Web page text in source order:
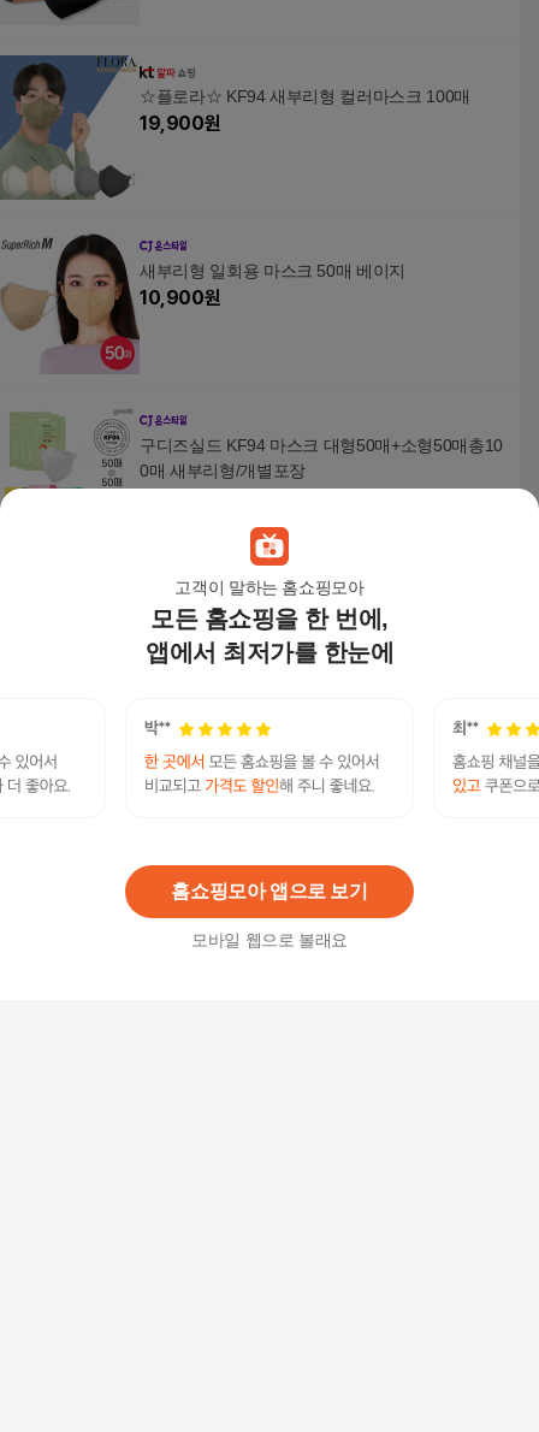
고객이 말하는 홈쇼핑모아
모든 홈쇼핑을 한 번에,
앱에서 최저가를 한눈에
홈쇼핑모아 앱으로 보기
모바일 웹으로 볼래요
☆플로라☆ KF94 새부리형 컬러마스크 100매
19,900원
새부리형 일회용 마스크 50매 베이지
10,900원
구디즈실드 KF94 마스크 대형50매+소형50매총10
0매 새부리형/개별포장
현이몰 숨쉬기 편한 KF-94 마스크 새부리형 20매
(세트) 새부리형마스크 스타마스크 안전마스크 방
역마스크
13,390 원
굿매너 2D새부리형 KF80 KF94 중형 대형 컬러마